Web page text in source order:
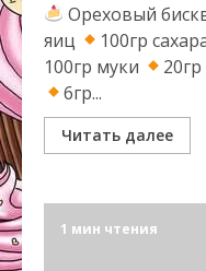
Ореховый
яиц
100гр
100гр муки
6гр...
Читать далее
1 мин чтения